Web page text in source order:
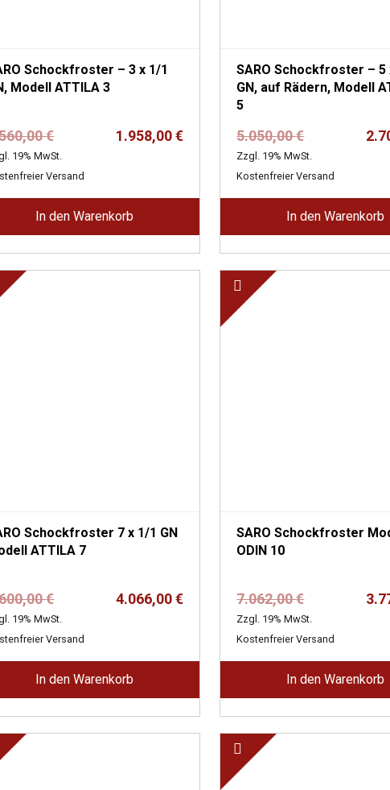
Schockfroster – 3 x 1/1
GN, Modell ATTILA 3
€Ursprünglicher
Preis
war:
3.560,00 €
1.958,00€
Aktueller
Preis
ist:
1.958,00 €.
19% MwSt.
Versand
In den Warenkorb
SARO Schockfroster – 5
GN, auf Rädern, Modell ATTILA
5
5.050,00€
Preis
war:
5.050,00 €
Aktueller
Preis
ist:
2.701,00 €.
Zzgl. 19% MwSt.
Kostenfreier Versand
In den Warenkorb
Schockfroster 7 x 1/1 GN
ATTILA 7
€Ursprünglicher
Preis
war:
7.600,00 €
4.066,00€
Aktueller
Preis
ist:
4.066,00 €.
19% MwSt.
Versand
In den Warenkorb
SARO Schockfroster
ODIN 10
7.062,00€
Preis
war:
7.062,00 €
Aktueller
Preis
ist:
3.778,00 €.
Zzgl. 19% MwSt.
Kostenfreier Versand
In den Warenkorb